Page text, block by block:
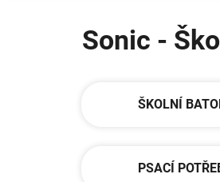
Sonic -
ŠKOLNÍ
PSACÍ